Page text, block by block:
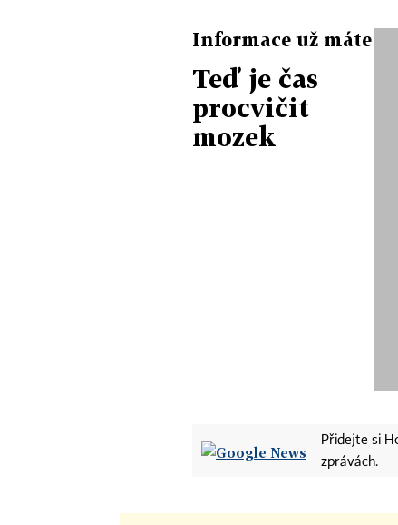
Informace už máte
Teď je čas
procvičit
mozek
Přidejte si
zprávách.